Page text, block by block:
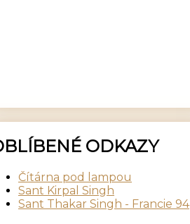
ODKAZY
Čítárna pod lampou
Sant Kirpal Singh
Sant Thakar Singh - Francie 94